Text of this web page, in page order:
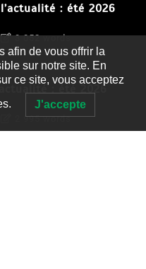
: été 2026
3 052 words
: été 2026
2 995 words
afin de vous offrir la
sur notre site. En
ce site, vous acceptez
J'accepte